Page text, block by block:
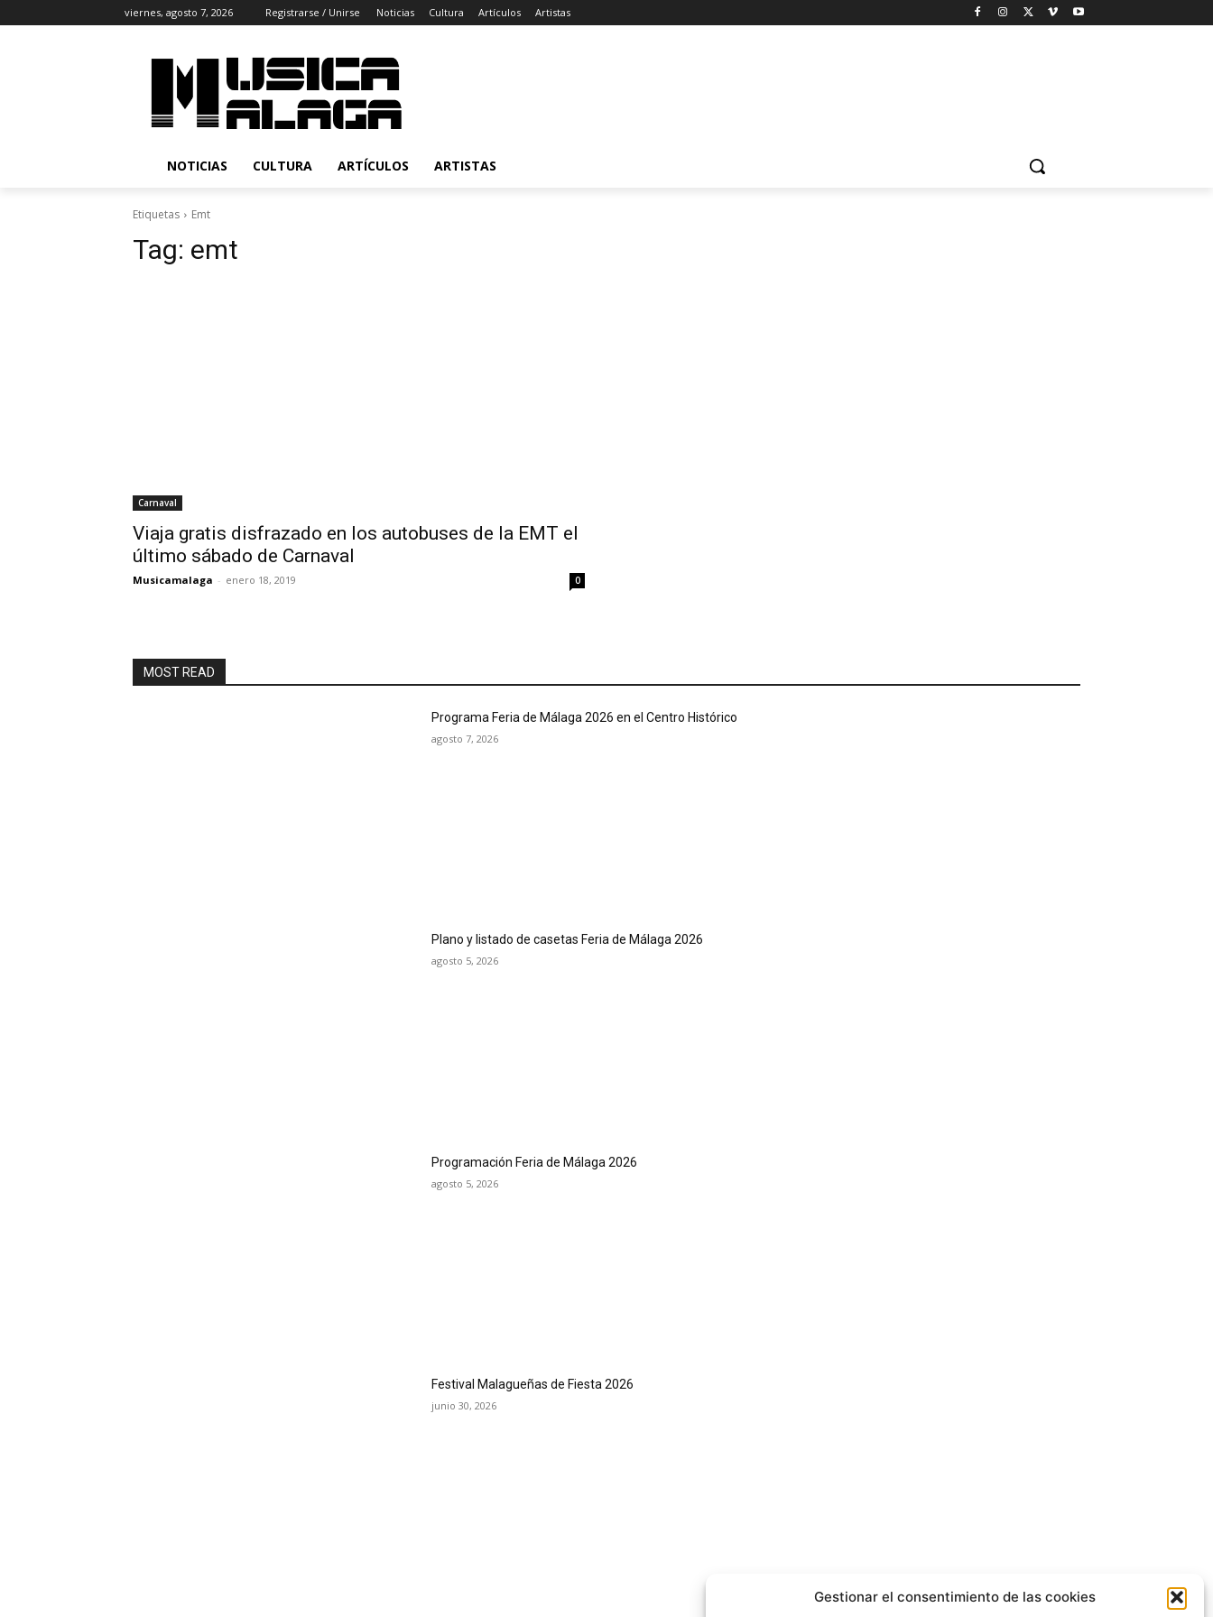
Gestionar el consentimiento de las cookies
viernes, agosto 7, 2026 Registrarse / Unirse Noticias Cultura Artículos Artistas
NOTICIAS CULTURA ARTÍCULOS ARTISTAS
Etiquetas Emt
Tag: emt
Carnaval
Viaja gratis disfrazado en los autobuses de la EMT el
último sábado de Carnaval
Musicamalaga - enero 18, 2019 0
MOST READ
Programa Feria de Málaga 2026 en el Centro Histórico
agosto 7, 2026
Plano y listado de casetas Feria de Málaga 2026
agosto 5, 2026
Programación Feria de Málaga 2026
agosto 5, 2026
Festival Malagueñas de Fiesta 2026
junio 30, 2026